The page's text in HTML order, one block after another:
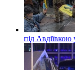
під